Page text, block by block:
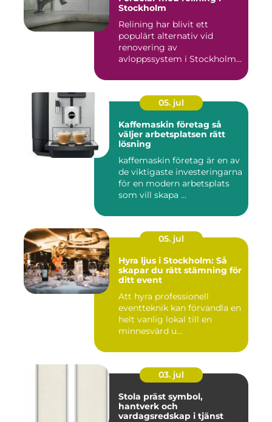
Stockholm
Relining har blivit ett
populärt alternativ vid
renovering av
avloppssystem i Stockholm.
05. jul
Kaffemaskin företag så
väljer arbetsplatsen rätt
lösning
kaffemaskin företag är en av
de viktigaste investeringarna
för en modern arbetsplats
som vill skapa ...
05. jul
Hyra ljus i Stockholm: Så
skapar du rätt stämning för
ditt event
Att hyra professionell
eventteknik kan förvandla en
helt vanlig lokal till en
minnesvärd u...
03. jul
Stola präst symbol,
hantverk och
vardagsredskap i tjänst